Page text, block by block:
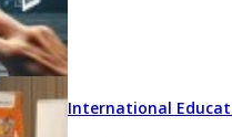
International